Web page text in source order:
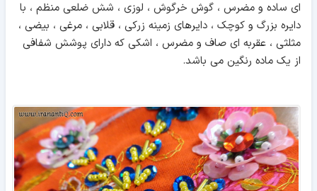
ای ساده و مضرس ، گوش خرگوش ، لوزی ، شش ضلعی منظم ، با
دایره بزرگ و کوچک ، دایرهای زمینه زرکی ، قلابی ، مرغی ، بیضی ،
مثلثی ، عقربه ای صاف و مضرس ، اشکی که دارای پوشش شفافی
از یک ماده رنگین می باشد.